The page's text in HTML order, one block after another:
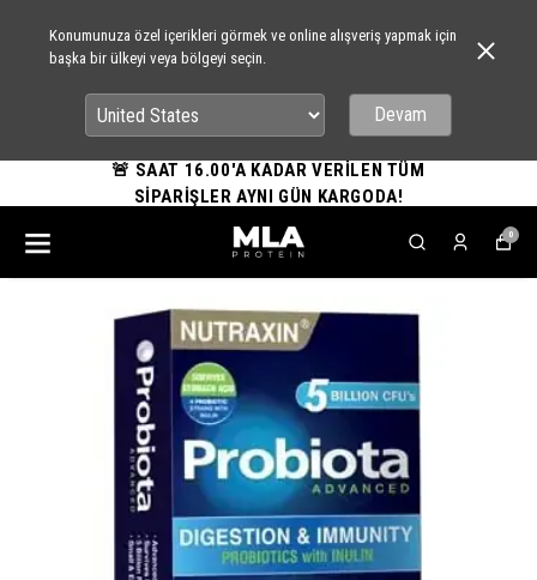
Konumunuza özel içerikleri görmek ve online alışveriş yapmak için
başka bir ülkeyi veya bölgeyi seçin.
Devam
🚨 SAAT 16.00'A KADAR VERİLEN TÜM
SİPARİŞLER AYNI GÜN KARGODA!
0